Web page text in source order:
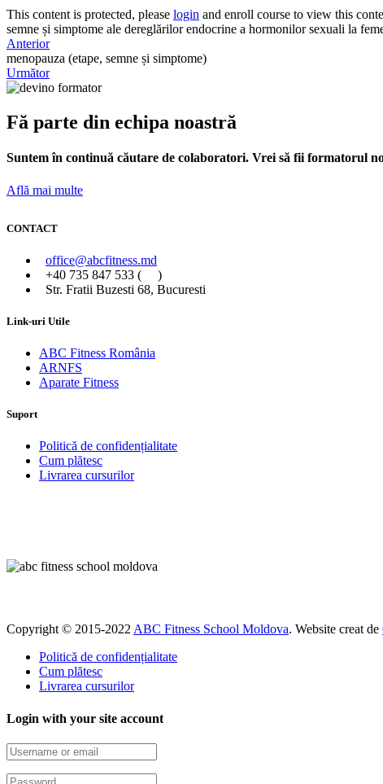
This content is protected, please login and enroll course to view this
semne și simptome ale dereglărilor endocrine a hormonilor sexuali la
Anterior
menopauza (etape, semne și simptome)
Următor
Fă parte din echipa noastră
Suntem în continuă căutare de colaboratori. Vrei să fii formatorul
Află mai multe
CONTACT
office@abcfitness.md
+40 735 847 533 (
)
Str. Fratii Buzesti 68, Bucuresti
Link-uri Utile
ABC Fitness România
ARNFS
Aparate Fitness
Suport
Politică de confidențialitate
Cum plătesc
Livrarea cursurilor
Copyright © 2015-2022ABC Fitness School Moldova. Website creat de
Politică de confidențialitate
Cum plătesc
Livrarea cursurilor
Login with your site account